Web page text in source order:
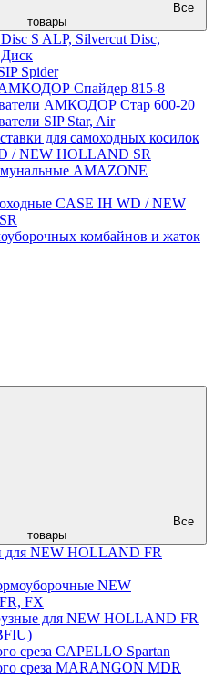
Все
товары
S ALP, Silvercut Disc,
Spider
Спайдер 815-8
АМКОДОР Стар 600-20
SIP Star, Air
для самоходных косилок
/ NEW HOLLAND SR
AMAZONE
CASE IH WD / NEW
комбайнов и жаток
Все
товары
для NEW HOLLAND FR
NEW
FX
для NEW HOLLAND FR
среза CAPELLO Spartan
среза MARANGON MDR